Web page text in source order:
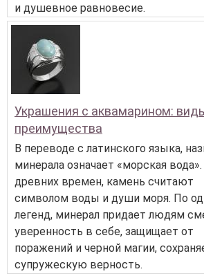
и душевное равновесие.
Украшения с аквамарином:
преимущества
В переводе с латинского языка,
минерала означает «морская
древних времен, камень считают
символом воды и души моря. По
легенд, минерал придает людям
уверенность в себе, защищает от
поражений и черной магии,
супружескую верность.